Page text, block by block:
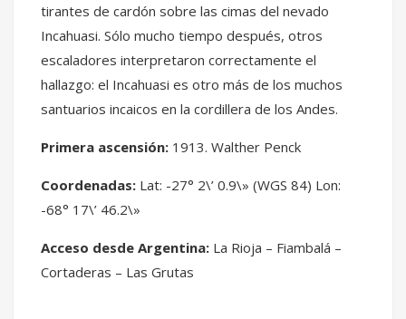
tirantes de cardón sobre las cimas del nevado
Incahuasi. Sólo mucho tiempo después, otros
escaladores interpretaron correctamente el
hallazgo: el Incahuasi es otro más de los muchos
santuarios incaicos en la cordillera de los Andes.
Primera ascensión: 1913. Walther Penck
Coordenadas: Lat: -27° 2\’ 0.9\» (WGS 84) Lon:
-68° 17\’ 46.2\»
Acceso desde Argentina: La Rioja – Fiambalá –
Cortaderas – Las Grutas